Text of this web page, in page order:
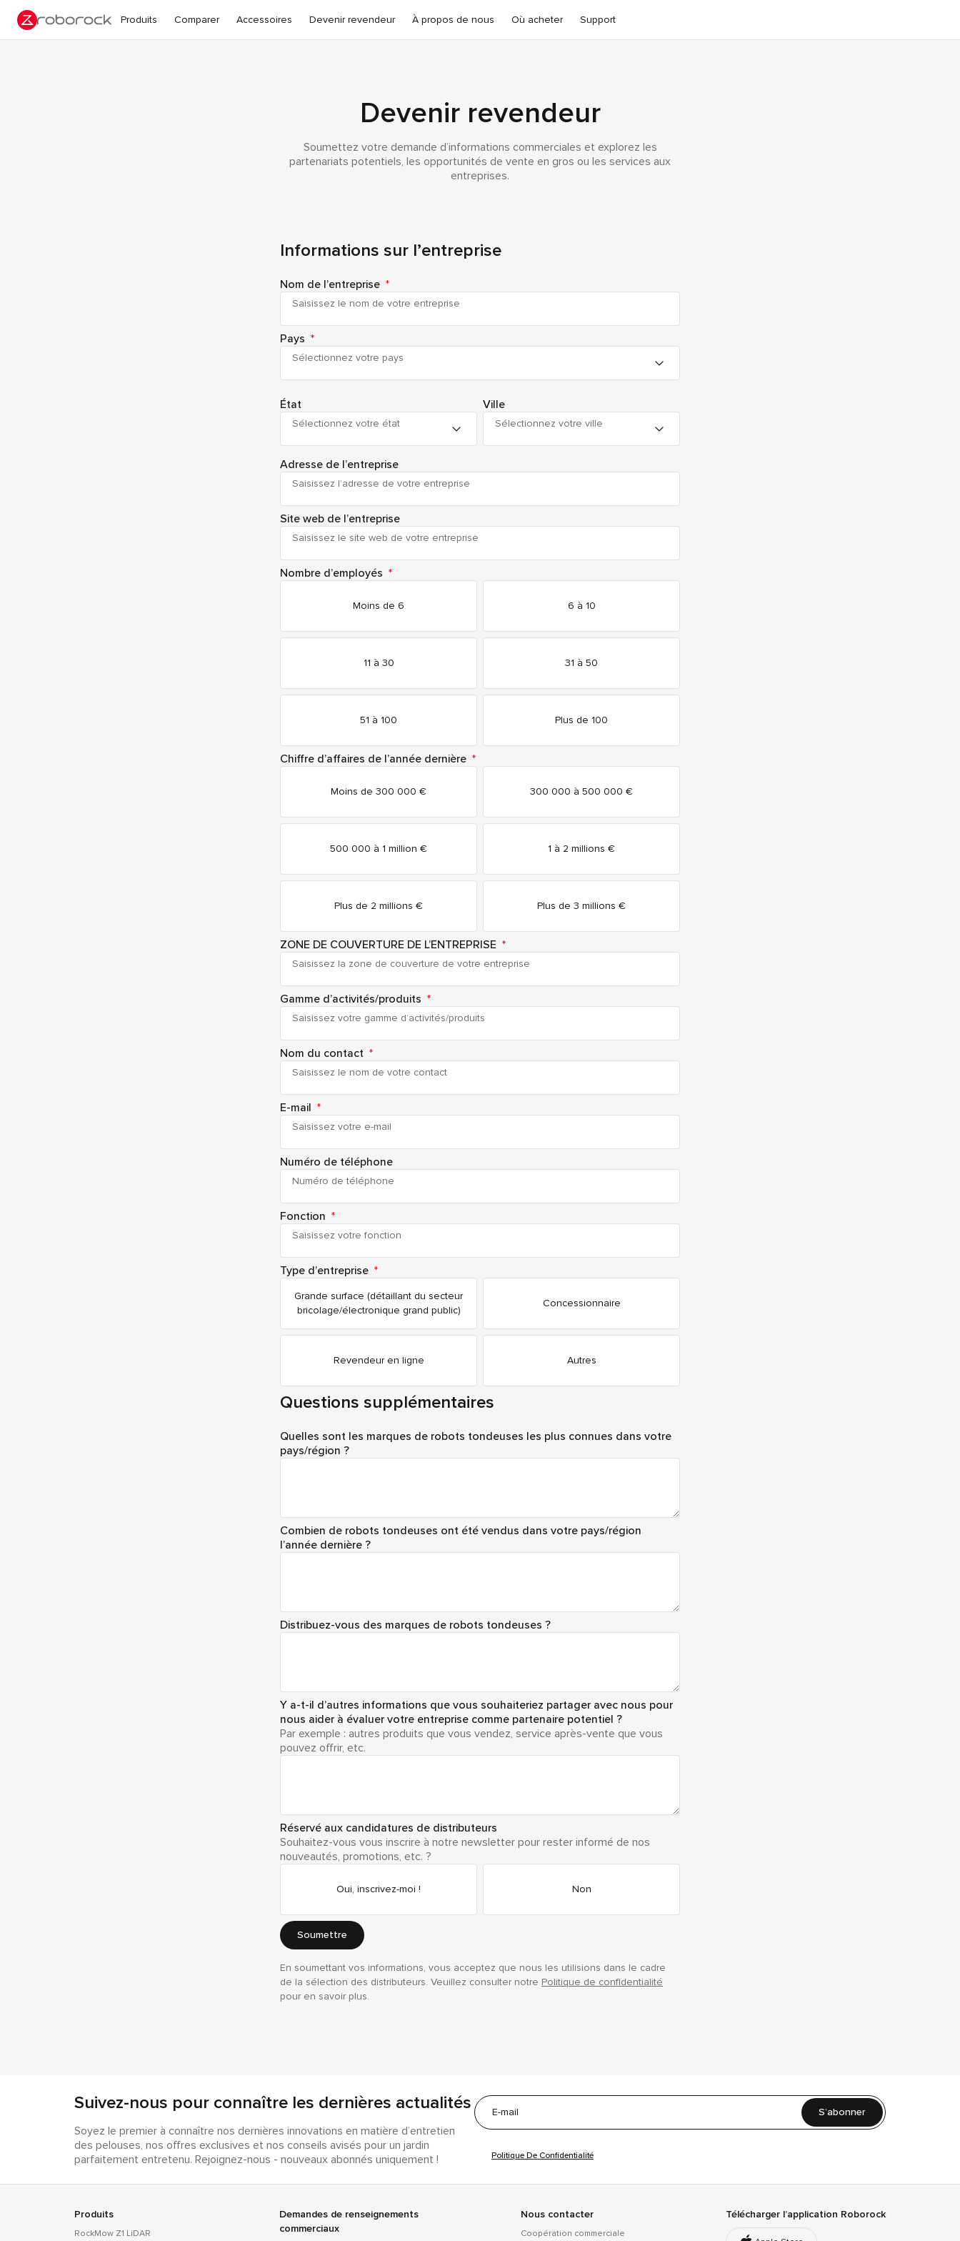
Produits Comparer Accessoires Devenir revendeur À propos de nous Où acheter Support
Devenir revendeur
Soumettez votre demande d’informations commerciales et explorez les
partenariats potentiels, les opportunités de vente en gros ou les services aux
entreprises.
Informations sur l’entreprise
Nom de l’entreprise *
Pays *
Sélectionnez votre pays
État
Sélectionnez votre état
Ville
Sélectionnez votre ville
Adresse de l’entreprise
Site web de l’entreprise
Nombre d’employés *
Moins de 6 6 à 10
11 à 30 31 à 50
51 à 100 Plus de 100
Chiffre d’affaires de l’année dernière *
Moins de 300 000 € 300 000 à 500 000 €
500 000 à 1 million € 1 à 2 millions €
Plus de 2 millions € Plus de 3 millions €
ZONE DE COUVERTURE DE L’ENTREPRISE *
Gamme d’activités/produits *
Nom du contact *
E-mail *
Numéro de téléphone
Fonction *
Type d’entreprise *
Grande surface (détaillant du secteur
bricolage/électronique grand public)
Concessionnaire
Revendeur en ligne Autres
Questions supplémentaires
Quelles sont les marques de robots tondeuses les plus connues dans votre
pays/région ?
Combien de robots tondeuses ont été vendus dans votre pays/région
l’année dernière ?
Distribuez-vous des marques de robots tondeuses ?
Y a-t-il d’autres informations que vous souhaiteriez partager avec nous pour
nous aider à évaluer votre entreprise comme partenaire potentiel ?
Par exemple : autres produits que vous vendez, service après-vente que vous
pouvez offrir, etc.
Réservé aux candidatures de distributeurs
Souhaitez-vous vous inscrire à notre newsletter pour rester informé de nos
nouveautés, promotions, etc. ?
Oui, inscrivez-moi ! Non
Soumettre
En soumettant vos informations, vous acceptez que nous les utilisions dans le cadre
de la sélection des distributeurs. Veuillez consulter notre Politique de confidentialité
pour en savoir plus.
Suivez-nous pour connaître les dernières actualités
Soyez le premier à connaître nos dernières innovations en matière d’entretien
des pelouses, nos offres exclusives et nos conseils avisés pour un jardin
parfaitement entretenu. Rejoignez-nous - nouveaux abonnés uniquement !
S’abonner
Politique De Confidentialité
Produits
RockMow Z1 LiDAR
Demandes de renseignements
commerciaux
Nous contacter
Coopération commerciale
Télécharger l’application Roborock